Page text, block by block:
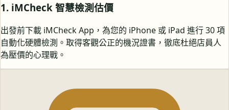
1. iMCheck 智慧檢測估價
出發前下載 iMCheck App，為您的 iPhone 或 iPad 進行 30 項
自動化硬體檢測。取得客觀公正的機況證書，徹底杜絕店員人
為壓價的心理戰。